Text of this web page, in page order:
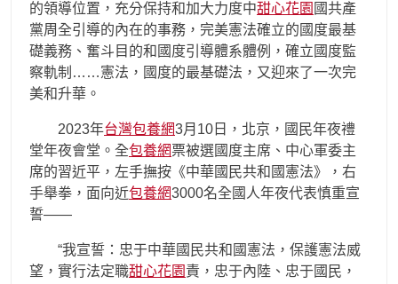
的領導位置，充分保持和加大力度中甜心花園 國共產
黨周全引導的內在的事務，完美憲法確立的國度最基
礎義務、奮斗目的和國度引導體系體例，確立國度監
察軌制……憲法，國度的最基礎法，又迎來了一次完
美和升華。
2023年台灣包養網3月10日，北京，國民年夜禮
堂年夜會堂。全包養網票被選國度主席、中心軍委主
席的習近平，左手撫按《中華國民共和國憲法》，右
手舉拳，面向近包養網3000名全國人年夜代表慎重宣
誓——
“我宣誓：忠于中華國民共和國憲法，保護憲法威
望，實行法定職甜心花園 責，忠于內陸、忠于國民，